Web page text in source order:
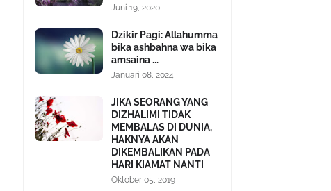
Juni 19, 2020
Dzikir Pagi: Allahumma
bika ashbahna wa bika
amsaina ...
Januari 08, 2024
JIKA SEORANG YANG
DIZHALIMI TIDAK
MEMBALAS DI DUNIA,
HAKNYA AKAN
DIKEMBALIKAN PADA
HARI KIAMAT NANTI
Oktober 05, 2019